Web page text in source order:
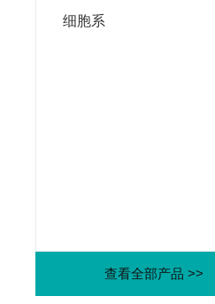
细胞系
查看全部产品 >>